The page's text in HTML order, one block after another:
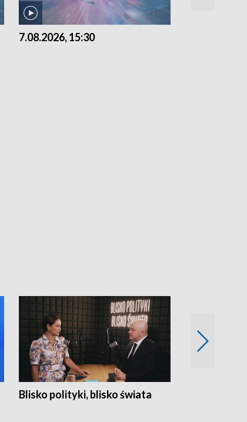
7.08.2026, 15:30
Blisko polityki, blisko świata